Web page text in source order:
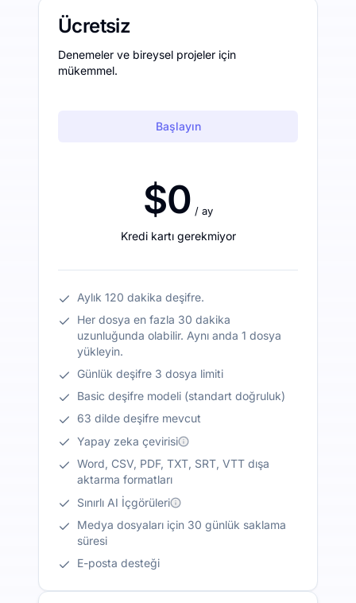
Ücretsiz
Denemeler ve bireysel projeler için
mükemmel.
Başlayın
$0 / ay
Kredi kartı gerekmiyor
Aylık 120 dakika deşifre.
Her dosya en fazla 30 dakika
uzunluğunda olabilir. Aynı anda 1 dosya
yükleyin.
Günlük deşifre 3 dosya limiti
Basic deşifre modeli (standart doğruluk)
63 dilde deşifre mevcut
Yapay zeka çevirisi
Word, CSV, PDF, TXT, SRT, VTT dışa
aktarma formatları
Sınırlı AI İçgörüleri
Medya dosyaları için 30 günlük saklama
süresi
E-posta desteği